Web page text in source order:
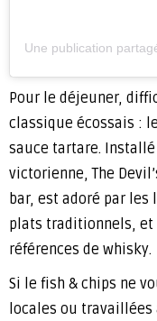
Une publication
Pour le déjeuner,
classique écossais :
sauce tartare.
victorienne, The
bar, est adoré par les
plats traditionnels, et
références de whisky.
Si le fish & chips ne
locales ou travaillées